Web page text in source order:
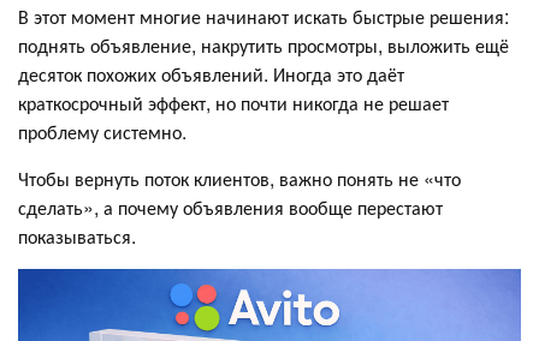
В этот момент многие начинают искать быстрые решения:
поднять объявление, накрутить просмотры, выложить ещё
десяток похожих объявлений. Иногда это даёт
краткосрочный эффект, но почти никогда не решает
проблему системно.
Чтобы вернуть поток клиентов, важно понять не «что
сделать», а почему объявления вообще перестают
показываться.